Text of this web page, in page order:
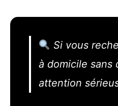
Si vous
à domicile sans
attention